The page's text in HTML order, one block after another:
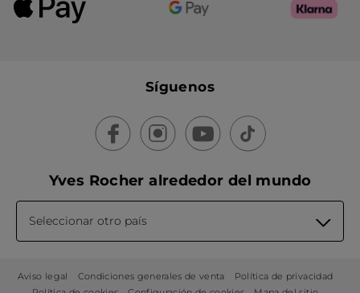
Síguenos
Yves Rocher alrededor del mundo
Seleccionar otro país
Aviso legal Condiciones generales de venta
Política de privacidad